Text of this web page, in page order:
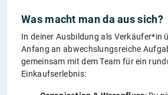
Was macht man da aus sich?
In deiner Ausbildung als Verkäufer*in
Anfang an abwechslungsreiche
gemeinsam mit dem Team für ein
Einkaufserlebnis: